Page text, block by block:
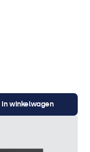
In winkelwagen